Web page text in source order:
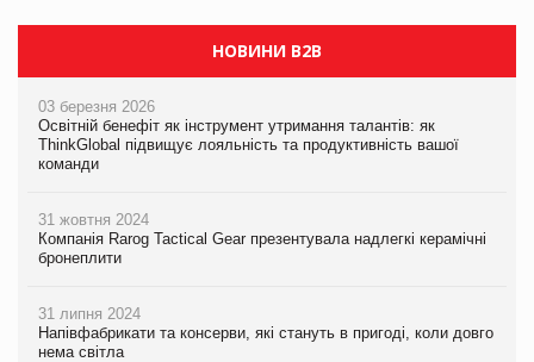
НОВИНИ B2B
03 березня 2026
Освітній бенефіт як інструмент утримання талантів: як
ThinkGlobal підвищує лояльність та продуктивність вашої
команди
31 жовтня 2024
Компанія Rarog Tactical Gear презентувала надлегкі керамічні
бронеплити
31 липня 2024
Напівфабрикати та консерви, які стануть в пригоді, коли довго
нема світла